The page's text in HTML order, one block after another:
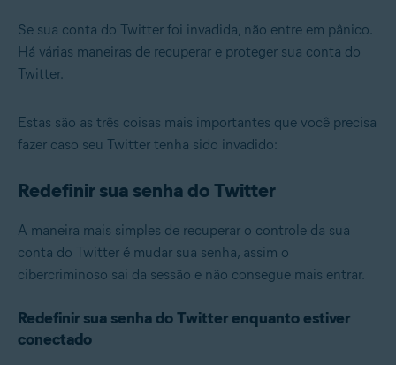
Se sua conta do Twitter foi invadida, não entre em pânico.
Há várias maneiras de recuperar e proteger sua conta do
Twitter.
Estas são as três coisas mais importantes que você precisa
fazer caso seu Twitter tenha sido invadido:
Redefinir sua senha do Twitter
A maneira mais simples de recuperar o controle da sua
conta do Twitter é mudar sua senha, assim o
cibercriminoso sai da sessão e não consegue mais entrar.
Redefinir sua senha do Twitter enquanto estiver
conectado